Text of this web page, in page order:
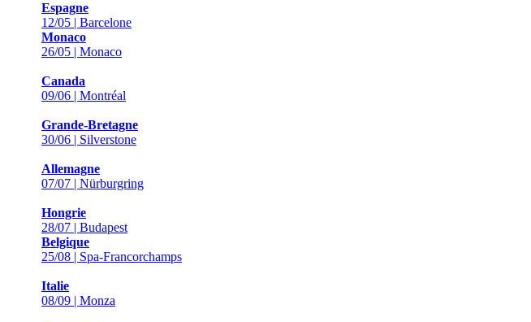
Espagne
12/05 | Barcelone
Monaco
26/05 | Monaco
Canada
09/06 | Montréal
Grande-Bretagne
30/06 | Silverstone
Allemagne
07/07 | Nürburgring
Hongrie
28/07 | Budapest
Belgique
25/08 | Spa-Francorchamps
Italie
08/09 | Monza